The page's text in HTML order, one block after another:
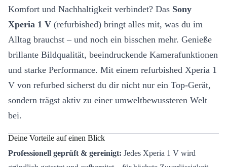
Komfort und Nachhaltigkeit verbindet? Das Sony
Xperia 1 V (refurbished) bringt alles mit, was du im
Alltag brauchst – und noch ein bisschen mehr. Genieße
brillante Bildqualität, beeindruckende Kamerafunktionen
und starke Performance. Mit einem refurbished Xperia 1
V von refurbed sicherst du dir nicht nur ein Top-Gerät,
sondern trägst aktiv zu einer umweltbewussteren Welt
bei.
Deine Vorteile auf einen Blick
Professionell geprüft & gereinigt: Jedes Xperia 1 V wird